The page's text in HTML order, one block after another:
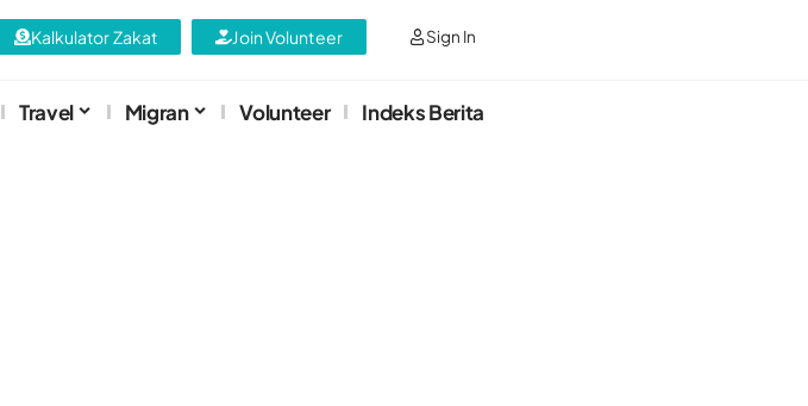
Sign In
Kalkulator Zakat Join Volunteer
Travel Migran Volunteer Indeks Berita